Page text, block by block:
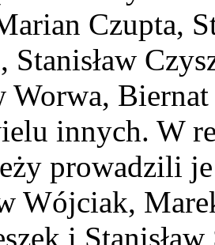
Czupta,
Stanisław
Worwa,
innych. W
prowadzili
Wójciak,
i